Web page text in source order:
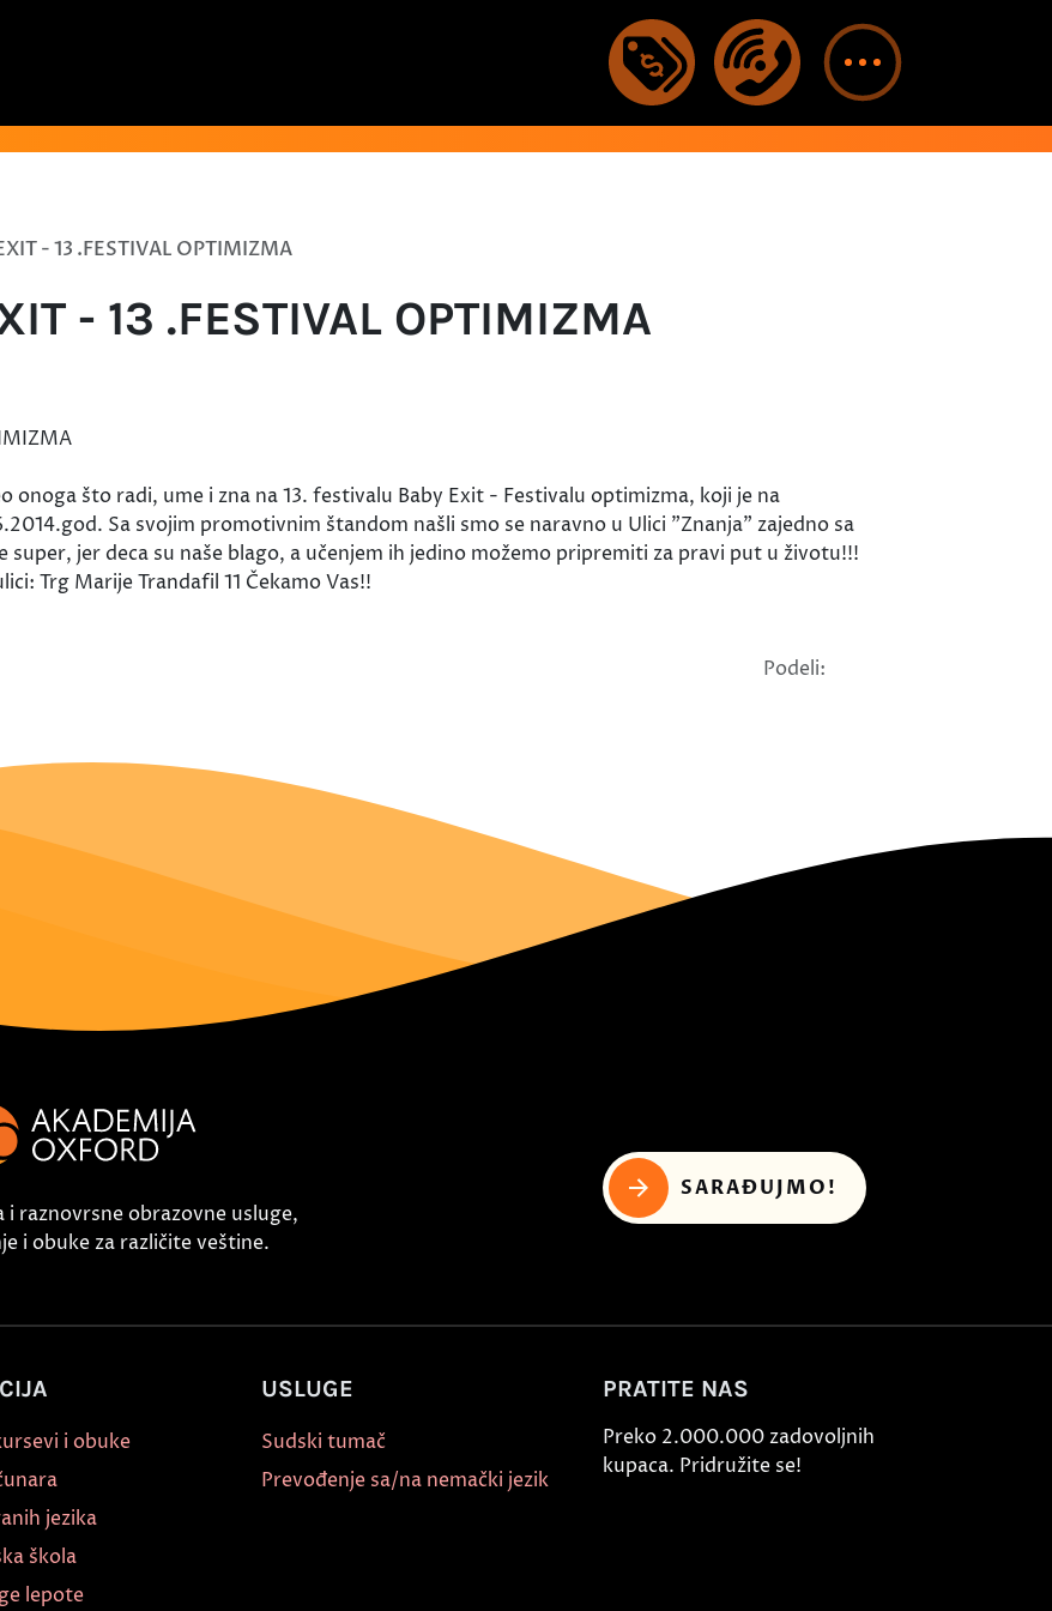
- 13 .FESTIVAL OPTIMIZMA
- 13 .FESTIVAL OPTIMIZMA
onoga što radi, ume i zna na 13. festivalu Baby Exit - Festivalu optimizma, koji je na
Sa svojim promotivnim štandom našli smo se naravno u Ulici "Znanja" zajedno sa
jer deca su naše blago, a učenjem ih jedino možemo pripremiti za pravi put u životu!!!
Trg Marije Trandafil 11 Čekamo Vas!!
Podeli:
raznovrsne obrazovne usluge,
i obuke za različite veštine.
SARAĐUJMO!
i obuke
jezika
škola
lepote
USLUGE
Sudski tumač
Prevođenje sa/na nemački jezik
PRATITE NAS
Preko 2.000.000 zadovoljnih
kupaca. Pridružite se!